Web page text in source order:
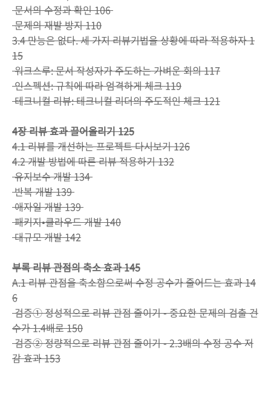
문서의 수정과 확인 106
문제의 재발 방지 110
3.4 만능은 없다. 세 가지 리뷰기법을 상황에 따라 적용하자 1
15
워크스루: 문서 작성자가 주도하는 가벼운 회의 117
인스펙션: 규칙에 따라 엄격하게 체크 119
테크니컬 리뷰: 테크니컬 리더의 주도적인 체크 121
4장 리뷰 효과 끌어올리기 125
4.1 리뷰를 개선하는 프로젝트 다시보기 126
4.2 개발 방법에 따른 리뷰 적용하기 132
유지보수 개발 134
반복 개발 139
애자일 개발 139
패키지•클라우드 개발 140
대규모 개발 142
부록 리뷰 관점의 축소 효과 145
A.1 리뷰 관점을 축소함으로써 수정 공수가 줄어드는 효과 14
6
검증① 정성적으로 리뷰 관점 줄이기 - 중요한 문제의 검출 건
수가 1.4배로 150
검증② 정량적으로 리뷰 관점 줄이기 - 2.3배의 수정 공수 저
감 효과 153